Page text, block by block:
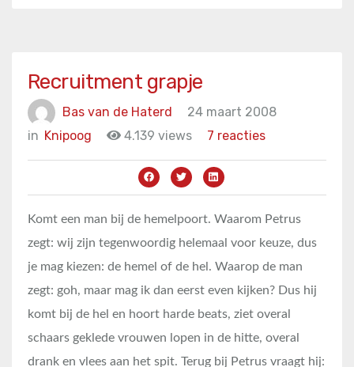
Recruitment grapje
Bas van de Haterd
24 maart 2008
in Knipoog 4.139 views 7 reacties
Komt een man bij de hemelpoort. Waarom Petrus
zegt: wij zijn tegenwoordig helemaal voor keuze, dus
je mag kiezen: de hemel of de hel. Waarop de man
zegt: goh, maar mag ik dan eerst even kijken? Dus hij
komt bij de hel en hoort harde beats, ziet overal
schaars geklede vrouwen lopen in de hitte, overal
drank en vlees aan het spit. Terug bij Petrus vraagt hij: